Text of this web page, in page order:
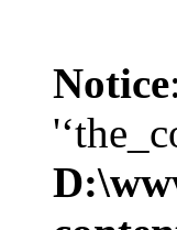
Notice